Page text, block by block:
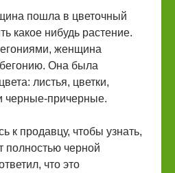
пошла в цветочный
какое нибудь растение.
женщина
Она была
листья, цветки,
черные-причерные.
к продавцу, чтобы узнать,
полностью черной
что это